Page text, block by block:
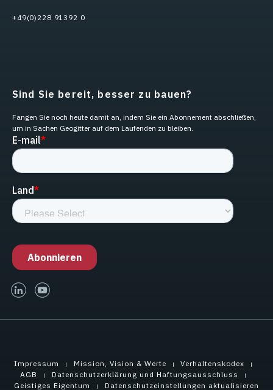
+49(0)228 91392 0
Sind Sie bereit, besser zu bauen?
Fangen Sie noch heute damit an, indem Sie ein Abonnement abschließen,
um in Sachen Geogitter auf dem Laufenden zu bleiben.
linked-inyoutube
Impressum Mission, Vision & Werte
Verhaltenskodex
AGB
Datenschutzerklärung und Haftungsausschluss
Geistiges Eigentum
Datenschutzeinstellungen aktualisieren